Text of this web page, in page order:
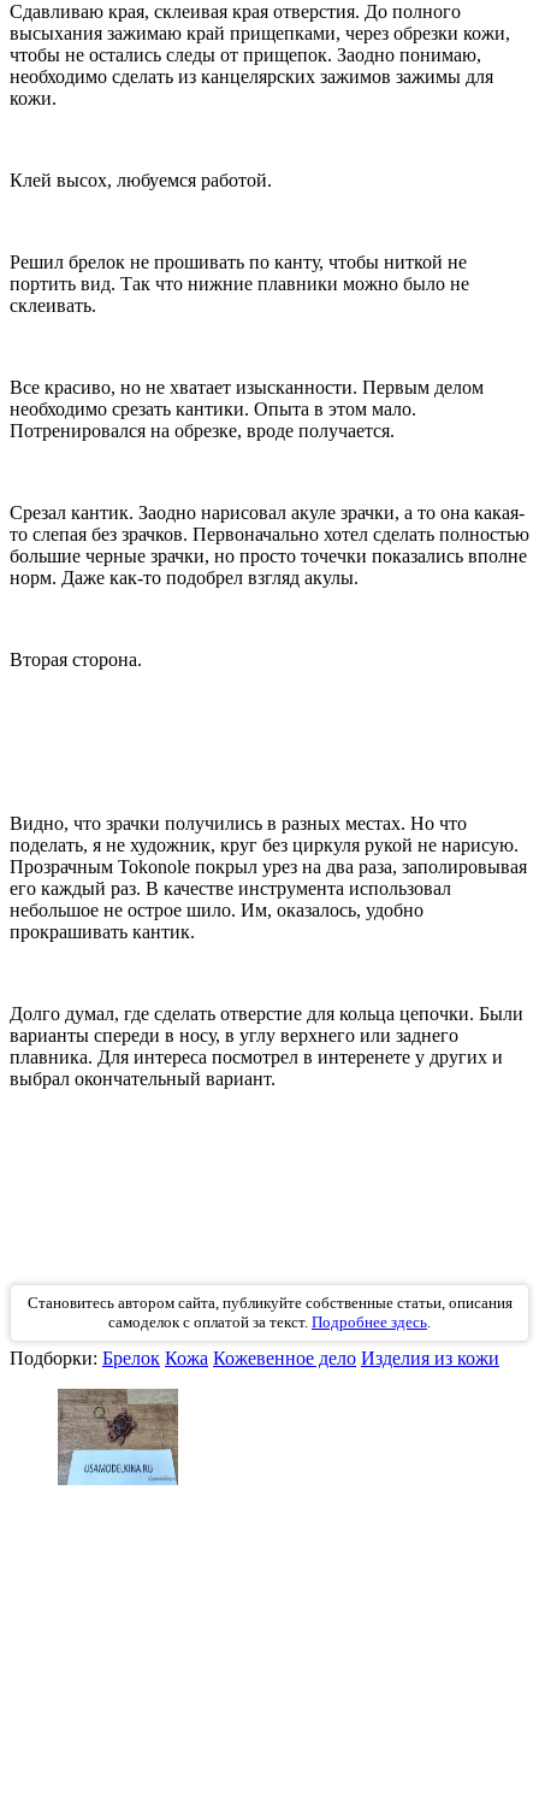
Сдавливаю края, склеивая края отверстия. До полного
высыхания зажимаю край прищепками, через обрезки кожи,
чтобы не остались следы от прищепок. Заодно понимаю,
необходимо сделать из канцелярских зажимов зажимы для
кожи.
Клей высох, любуемся работой.
Решил брелок не прошивать по канту, чтобы ниткой не
портить вид. Так что нижние плавники можно было не
склеивать.
Все красиво, но не хватает изысканности. Первым делом
необходимо срезать кантики. Опыта в этом мало.
Потренировался на обрезке, вроде получается.
Срезал кантик. Заодно нарисовал акуле зрачки, а то она какая-
то слепая без зрачков. Первоначально хотел сделать полностью
большие черные зрачки, но просто точечки показались вполне
норм. Даже как-то подобрел взгляд акулы.
Вторая сторона.
Видно, что зрачки получились в разных местах. Но что
поделать, я не художник, круг без циркуля рукой не нарисую.
Прозрачным Tokonole покрыл урез на два раза, заполировывая
его каждый раз. В качестве инструмента использовал
небольшое не острое шило. Им, оказалось, удобно
прокрашивать кантик.
Долго думал, где сделать отверстие для кольца цепочки. Были
варианты спереди в носу, в углу верхнего или заднего
плавника. Для интереса посмотрел в интеренете у других и
выбрал окончательный вариант.
Становитесь автором сайта, публикуйте собственные статьи, описания
самоделок с оплатой за текст. Подробнее здесь.
Подборки: Брелок Кожа Кожевенное дело Изделия из кожи